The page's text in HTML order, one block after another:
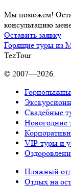
Мы поможем!
консультацию
Оставить заявку
Горящие туры из
TezTour
© 2007—2026.
Свадебные
Новогодние
VIP-туры и
Пляжный
Отдых на